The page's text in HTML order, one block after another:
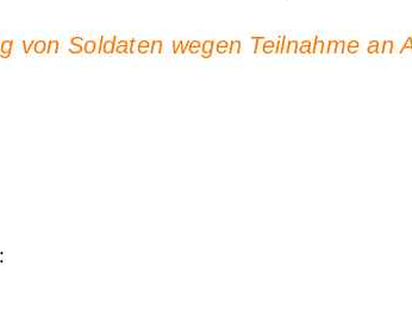
von Soldaten wegen Teilnahme an